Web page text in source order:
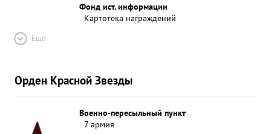
Фонд ист. информации
Картотека награждений
Ещё
Орден Красной Звезды
Военно-пересыльный пункт
7 армия